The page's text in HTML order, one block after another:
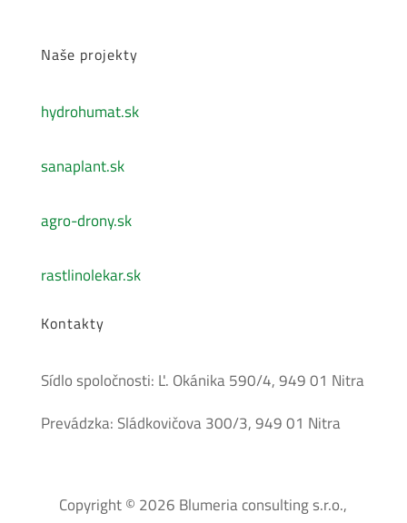
Naše projekty
hydrohumat.sk
sanaplant.sk
agro-drony.sk
rastlinolekar.sk
Kontakty
Sídlo spoločnosti: Ľ. Okánika 590/4, 949 01 Nitra
Prevádzka: Sládkovičova 300/3, 949 01 Nitra
Copyright © 2026 Blumeria consulting s.r.o.,